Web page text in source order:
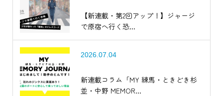
【新連載・第2回アップ！】ジャージ
で原宿へ行く恐...
2026.07.04
新連載コラム「MY 練馬・ときどき杉
並・中野 MEMOR...